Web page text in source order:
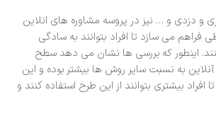
و دزدی و … نیز در پروسه مشاوره های انلاین
فراهم می سازد تا افراد بتوانند به سادگی
اینطور که بررسی ها نشان می دهد سطح
به نسبت سایر روش ها بیشتر بوده و این
بیشتری بتوانند از این طرح استفاده کنند و